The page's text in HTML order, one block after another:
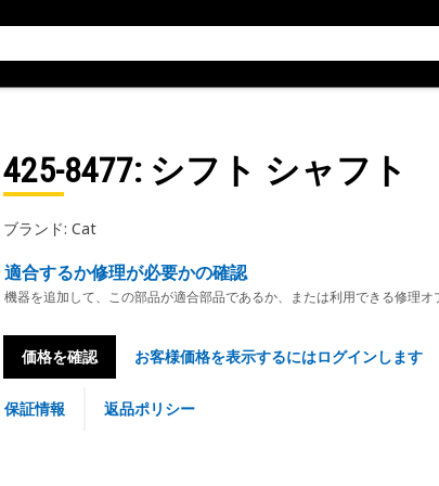
425-8477: シフト シャフト
ブランド: Cat
適合するか修理が必要かの確認
機器を追加して、この部品が適合部品であるか、または利用できる修理オ
価格を確認 お客様価格を表示するにはログインします
保証情報 返品ポリシー